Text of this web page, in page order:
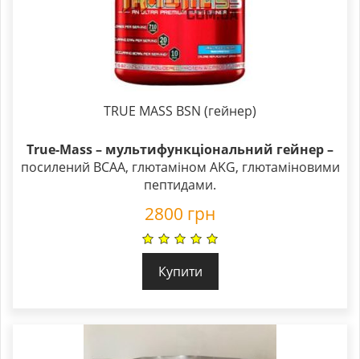
TRUE MASS BSN (гейнер)
True-Mass – мультифункціональний гейнер –
посилений BCAA, глютаміном AKG, глютаміновими
пептидами.
2800 грн
Купити